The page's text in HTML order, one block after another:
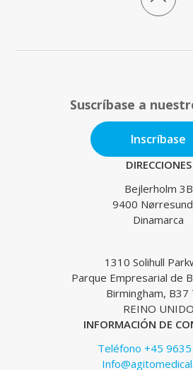
Suscríbase a
Inscríbase
DIRECCIONES
Bejlerholm 3B
9400
Dinamarca
1310 Solihull
Parque Empresarial de
Birmingham, B37
REINO UNIDO
INFORMACIÓN DE
Teléfono +45